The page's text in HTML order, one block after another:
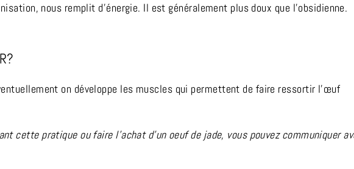
nous remplit d’énergie. Il est généralement plus doux que l’obsidienne.
on développe les muscles qui permettent de faire ressortir l’œuf
cette pratique ou faire l'achat d'un oeuf de jade, vous pouvez communiquer